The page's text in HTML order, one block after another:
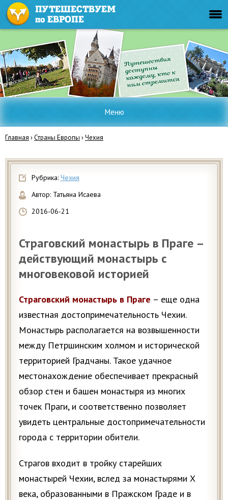
Меню
Главная ›Страны Европы ›Чехия
Рубрика: Чехия
Автор: Татьяна Исаева
2016-06-21
Страговский монастырь в Праге –
действующий монастырь с
многовековой историей
Страговский монастырь в Праге – еще одна
известная достопримечательность Чехии.
Монастырь располагается на возвышенности
между Петршинским холмом и исторической
территорией Градчаны. Такое удачное
местонахождение обеспечивает прекрасный
обзор стен и башен монастыря из многих
точек Праги, и соответственно позволяет
увидеть центральные достопримечательности
города с территории обители.
Страгов входит в тройку старейших
монастырей Чехии, вслед за монастырями X
века, образованными в Пражском Граде и в